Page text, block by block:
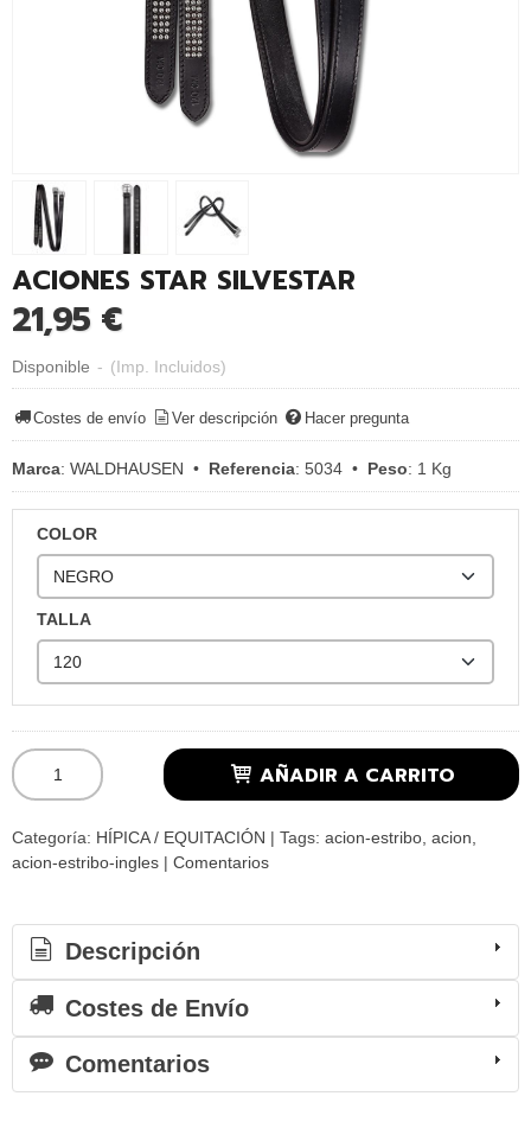
ACIONES STAR SILVESTAR
21,95 €
Disponible - (Imp. Incluidos)
Costes de envío Ver descripción Hacer pregunta
Marca: WALDHAUSEN • Referencia: 5034 • Peso: 1 Kg
COLOR
TALLA
AÑADIR A CARRITO
Categoría: HÍPICA / EQUITACIÓN | Tags: acion-estribo acion
acion-estribo-ingles | Comentarios
Descripción
Costes de Envío
Comentarios